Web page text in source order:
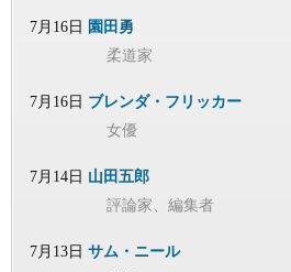
7月16日 園田勇
柔道家
7月16日 ブレンダ・フリッカー
女優
7月14日 山田五郎
評論家、編集者
7月13日 サム・ニール